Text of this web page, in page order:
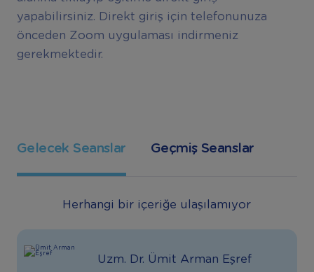
yapabilirsiniz. Direkt giriş için telefonunuza
önceden Zoom uygulaması indirmeniz
gerekmektedir.
Gelecek Seanslar Geçmiş Seanslar
Herhangi bir içeriğe ulaşılamıyor
Uzm. Dr. Ümit Arman Eşref